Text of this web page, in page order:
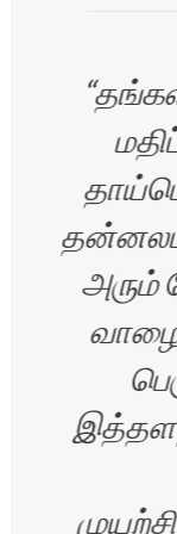
அரும்